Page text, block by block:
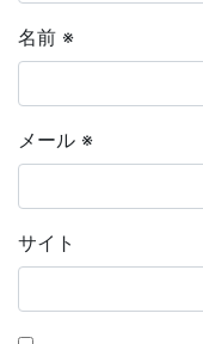
名前 ※
メール ※
サイト